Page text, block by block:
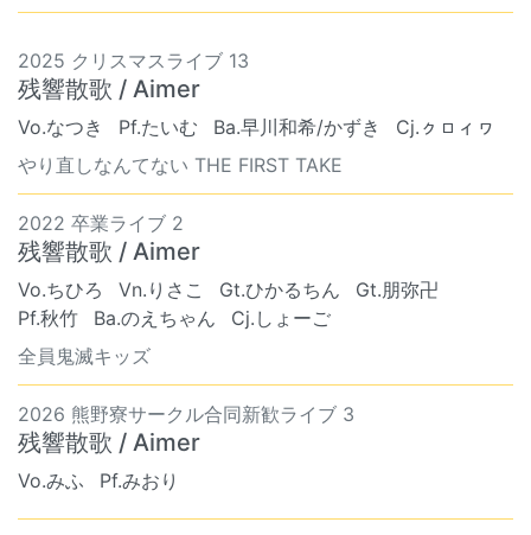
2025 クリスマスライブ 13
残響散歌 / Aimer
Vo.なつき Pf.たいむ Ba.早川和希/かずき
Cj.ㇰㇿィヮ
やり直しなんてない THE FIRST TAKE
2022 卒業ライブ 2
残響散歌 / Aimer
Vo.ちひろ Vn.りさこ Gt.ひかるちん
Gt.朋弥卍
Pf.秋竹
Ba.のえちゃん
Cj.しょーご
全員鬼滅キッズ
2026 熊野寮サークル合同新歓ライブ 3
残響散歌 / Aimer
Vo.みふ Pf.みおり